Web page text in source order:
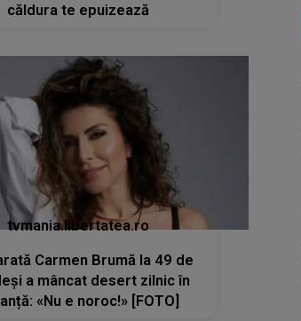
căldura te epuizează
tvmania.libertatea.ro
Carmen Brumă la 49 de
a mâncat desert zilnic în
«Nu e noroc!» [FOTO]